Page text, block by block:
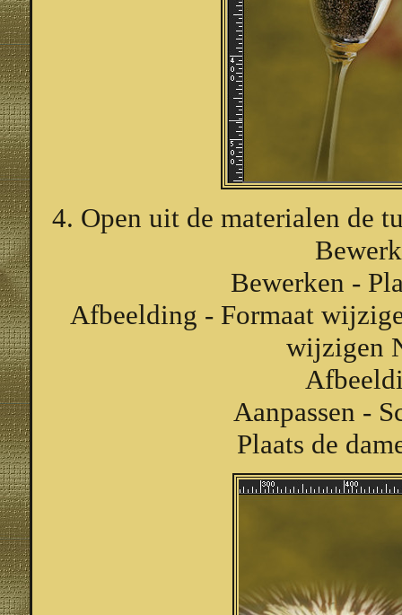
4. Open uit de materialen de
Bewerken -
Afbeelding - Formaat
wijzigen
Aanpassen -
Plaats de